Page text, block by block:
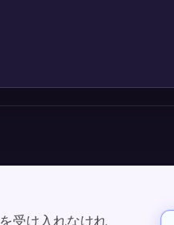
受け入れなけれ